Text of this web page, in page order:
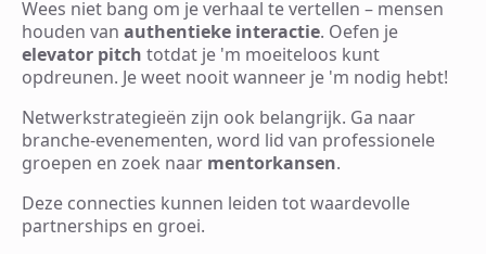
Wees niet bang om je verhaal te vertellen – mensen
houden van authentieke interactie. Oefen je
elevator pitch totdat je 'm moeiteloos kunt
opdreunen. Je weet nooit wanneer je 'm nodig hebt!
Netwerkstrategieën zijn ook belangrijk. Ga naar
branche-evenementen, word lid van professionele
groepen en zoek naar mentorkansen.
Deze connecties kunnen leiden tot waardevolle
partnerships en groei.